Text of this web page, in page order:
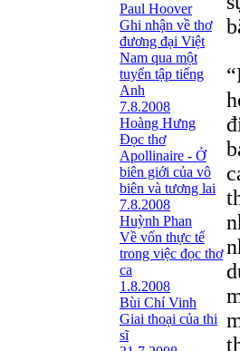
Paul Hoover
Ghi nhận về thơ
đương đại Việt
Nam qua một
tuyển tập tiếng
Anh
7.8.2008
Hoàng Hưng
Đọc thơ
Apollinaire - Ở
biên giới của vô
biên và tương lai
7.8.2008
Huỳnh Phan
Về vốn thực tế
trong việc đọc thơ
ca
1.8.2008
Bùi Chí Vinh
Giai thoại của thi
sĩ